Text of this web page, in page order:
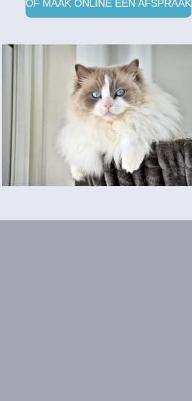
OF MAAK ONLINE EEN AFSPRAAK